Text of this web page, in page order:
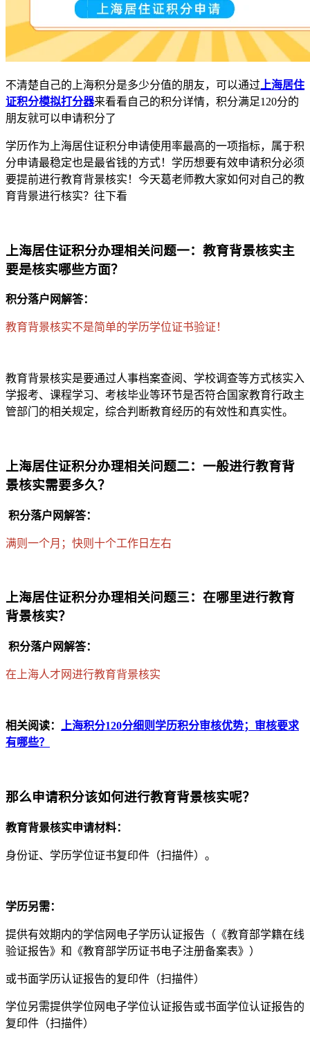
不清楚自己的上海积分是多少分值的朋友，可以通过 上海居住
证积分模拟打分器来看看自己的积分详情，积分满足120分的
朋友就可以申请积分了
学历作为上海居住证积分申请使用率最高的一项指标，属于积
分申请最稳定也是最省钱的方式！学历想要有效申请积分必须
要提前进行教育背景核实！今天葛老师教大家如何对自己的教
育背景进行核实？往下看
上海居住证积分办理相关问题一：教育背景核实主
要是核实哪些方面？
积分落户网解答：
教育背景核实不是简单的学历学位证书验证！
教育背景核实是要通过人事档案查阅、学校调查等方式核实入
学报考、课程学习、考核毕业等环节是否符合国家教育行政主
管部门的相关规定，综合判断教育经历的有效性和真实性。
上海居住证积分办理相关问题二：一般进行教育背
景核实需要多久？
积分落户网解答：
满则一个月；快则十个工作日左右
上海居住证积分办理相关问题三：在哪里进行教育
背景核实？
积分落户网解答：
在上海人才网进行教育背景核实
相关阅读：
上海积分120分细则学历积分审核优势；审核要求
有哪些？
那么申请积分该如何进行教育背景核实呢？
教育背景核实申请材料：
身份证、学历学位证书复印件（扫描件）。
学历另需：
提供有效期内的学信网电子学历认证报告（《教育部学籍在线
验证报告》和《教育部学历证书电子注册备案表》）
或书面学历认证报告的复印件（扫描件）
学位另需提供学位网电子学位认证报告或书面学位认证报告的
复印件（扫描件）